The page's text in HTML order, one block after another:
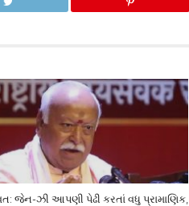
જેન-ઝી આપણી પેઢી કરતાં વધુ પ્રામાણિક,